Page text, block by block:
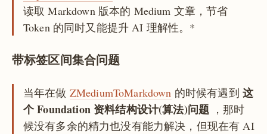
读取 Markdown 版本的 Medium 文章，节省
Token 的同时又能提升 AI 理解性。*
带标签区间集合问题
当年在做 ZMediumToMarkdown 的时候有遇到 这
个 Foundation 资料结构设计(算法)问题 ，那时
候没有多余的精力也没有能力解决，但现在有 AI